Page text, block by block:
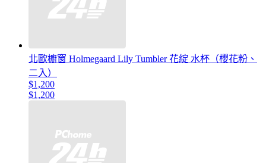
北歐櫥窗 Holmegaard Lily Tumbler 花綻 水杯（櫻花粉、
二入）
$1,200
$1,200